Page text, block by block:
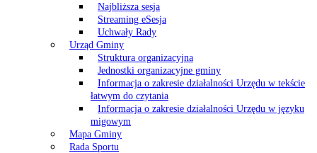
Najbliższa sesja
Streaming eSesja
Uchwały Rady
Urząd Gminy
Struktura organizacyjna
Jednostki organizacyjne gminy
Informacja o zakresie działalności Urzędu w tekście
łatwym do czytania
Informacja o zakresie działalności Urzędu w języku
migowym
Mapa Gminy
Rada Sportu